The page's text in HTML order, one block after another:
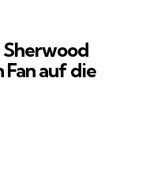
auf die